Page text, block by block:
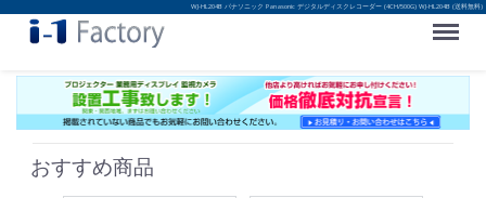
WJ-HL204B パナソニック Panasonic デジタルディスクレコーダー (4CH/500G) WJ-HL204B (送料無料)
Menu
おすすめ商品